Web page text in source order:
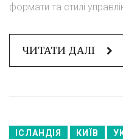
формати та стилі
ЧИТАТИ ДАЛІ
ІСЛАНДІЯ КИЇВ